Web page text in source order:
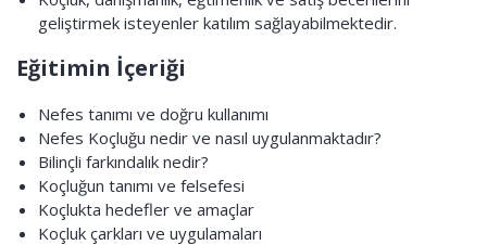
geliştirmek isteyenler katılım sağlayabilmektedir.
Eğitimin İçeriği
Nefes tanımı ve doğru kullanımı
Nefes Koçluğu nedir ve nasıl uygulanmaktadır?
Bilinçli farkındalık nedir?
Koçluğun tanımı ve felsefesi
Koçlukta hedefler ve amaçlar
Koçluk çarkları ve uygulamaları